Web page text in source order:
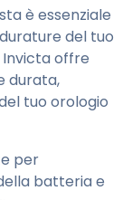
è essenziale
del tuo
offre
durata,
tuo orologio
per
batteria e